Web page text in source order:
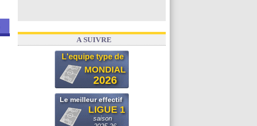
A SUIVRE
L'equipe type de
MONDIAL
2026
Le meilleur effectif
LIGUE 1
saison